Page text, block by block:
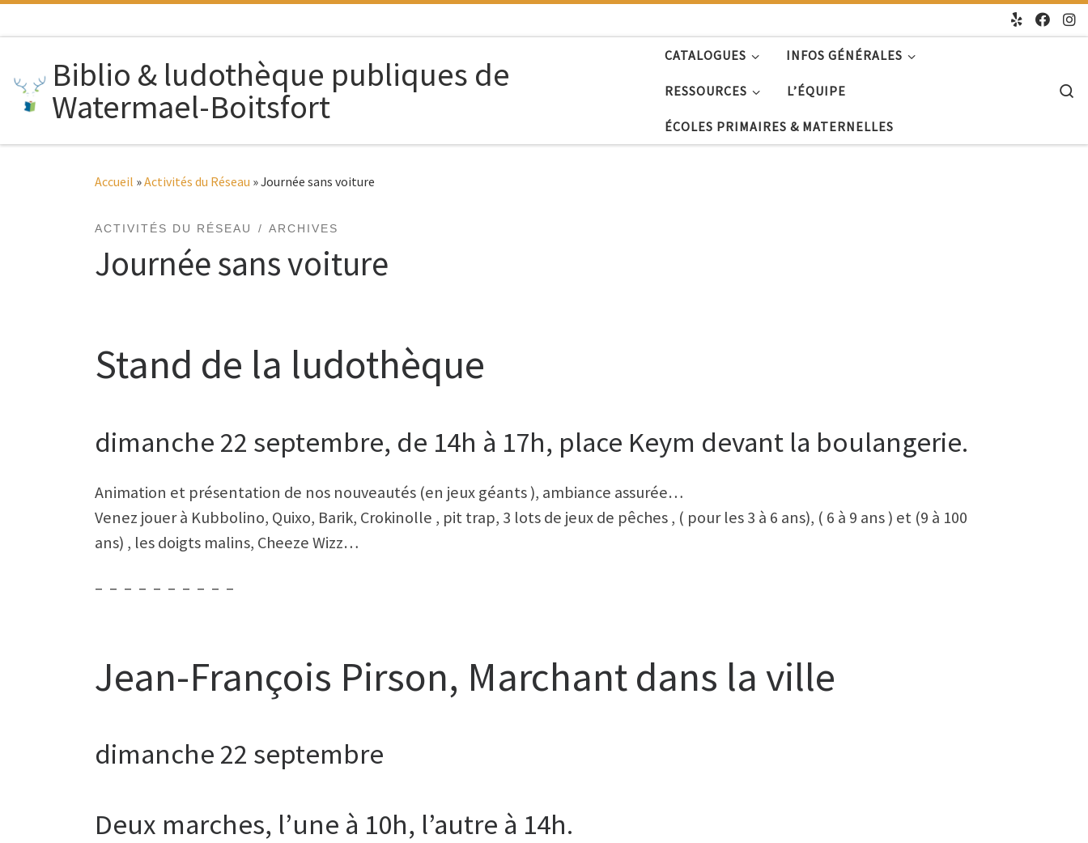
Biblio & ludothèque publiques de
Watermael-Boitsfort
CATALOGUES INFOS GÉNÉRALES
RESSOURCES L’ÉQUIPE
ÉCOLES PRIMAIRES & MATERNELLES
Accueil »Activités du Réseau »Journée sans voiture
ACTIVITÉS DU RÉSEAU ARCHIVES
Journée sans voiture
Stand de la ludothèque
dimanche 22 septembre, de 14h à 17h, place Keym devant la boulangerie.
Animation et présentation de nos nouveautés (en jeux géants ), ambiance assurée…
Venez jouer à Kubbolino, Quixo, Barik, Crokinolle , pit trap, 3 lots de jeux de pêches , ( pour les 3 à 6 ans), ( 6 à 9 ans ) et (9 à 100
ans) , les doigts malins, Cheeze Wizz…
– – – – – – – – – –
Jean-François Pirson, Marchant dans la ville
dimanche 22 septembre
Deux marches, l’une à 10h, l’autre à 14h.